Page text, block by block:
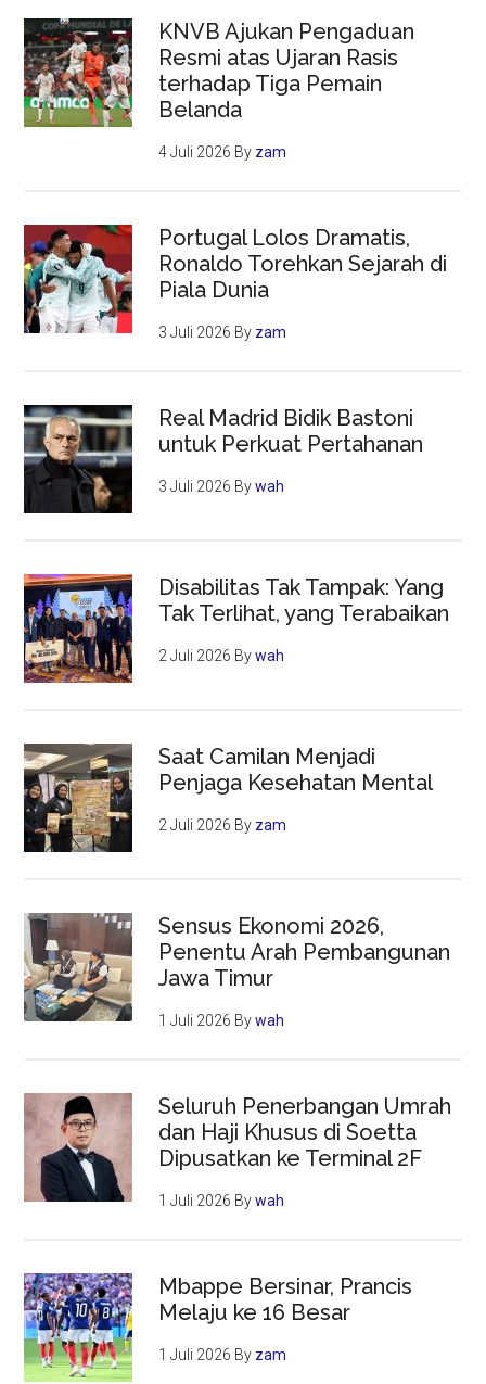
KNVB Ajukan Pengaduan
Resmi atas Ujaran Rasis
terhadap Tiga Pemain
Belanda
4 Juli 2026 By zam
Portugal Lolos Dramatis,
Ronaldo Torehkan Sejarah di
Piala Dunia
3 Juli 2026 By zam
Real Madrid Bidik Bastoni
untuk Perkuat Pertahanan
3 Juli 2026 Bywah
Disabilitas Tak Tampak: Yang
Tak Terlihat, yang Terabaikan
2 Juli 2026 Bywah
Saat Camilan Menjadi
Penjaga Kesehatan Mental
2 Juli 2026 By zam
Sensus Ekonomi 2026,
Penentu Arah Pembangunan
Jawa Timur
1 Juli 2026 Bywah
Seluruh Penerbangan Umrah
dan Haji Khusus di Soetta
Dipusatkan ke Terminal 2F
1 Juli 2026 Bywah
Mbappe Bersinar, Prancis
Melaju ke 16 Besar
1 Juli 2026 By zam